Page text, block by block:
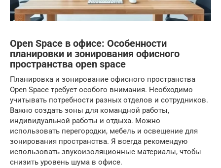
Open Space в офисе: Особенности
планировки и зонирования офисного
пространства open space
Планировка и зонирование офисного пространства
Open Space требует особого внимания. Необходимо
учитывать потребности разных отделов и сотрудников.
Важно создать зоны для командной работы,
индивидуальной работы и отдыха. Можно
использовать перегородки, мебель и освещение для
зонирования пространства. Я всегда рекомендую
использовать звукоизоляционные материалы, чтобы
снизить уровень шума в офисе.